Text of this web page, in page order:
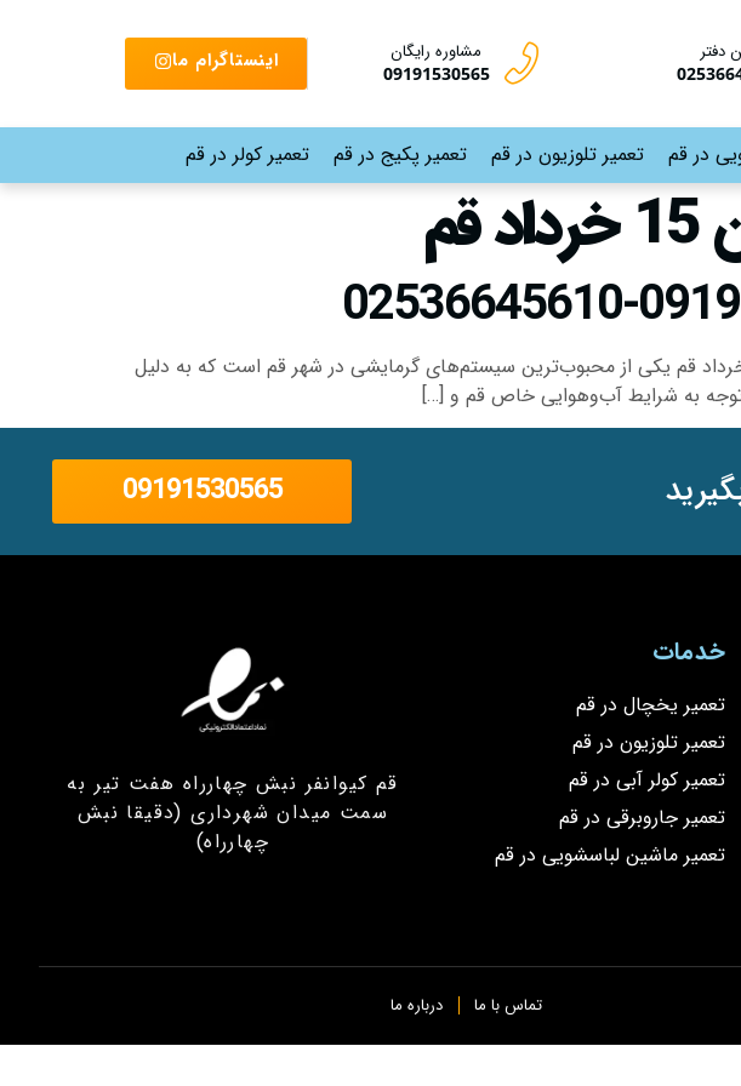
دفتر مشاوره رایگان
09191530565 اینستاگرام ما
در قم تعمیر تلوزیون در قم تعمیر پکیج در قم تعمیر کولر در قم
پکیج بوتان 15 خرداد قم تعمیرات پکیج بوتان مدل ۱۵ خرداد در قم مقدمه پکیج بوتان ۱۵ خرداد قم یکی از محبوب‌ترین سیستم‌های گرمایشی در شهر قم است که به دلیل
به شرایط آب‌وهوایی خاص قم و […]
09191530565
خدمات
تعمیر یخچال در قم
تعمیر تلوزیون در قم
تعمیر کولر آبی در قم
تعمیر جاروبرقی در قم
تعمیر ماشین لباسشویی در قم
قم کیوانفر نبش چهارراه هفت تیر به
سمت میدان شهرداری (دقیقا نبش
چهارراه)
تماس با ما درباره ما